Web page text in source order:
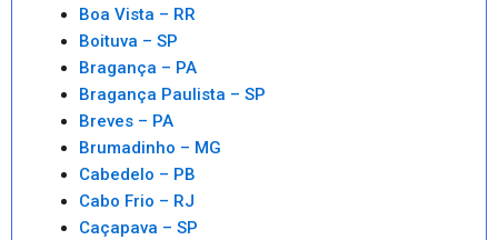
Boa Vista – RR
Boituva – SP
Bragança – PA
Bragança Paulista – SP
Breves – PA
Brumadinho – MG
Cabedelo – PB
Cabo Frio – RJ
Caçapava – SP